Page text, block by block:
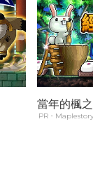
當年的楓
PR・